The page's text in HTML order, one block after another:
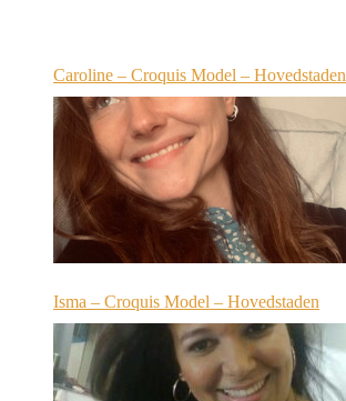
Caroline – Croquis Model – Hovedstaden
Isma – Croquis Model – Hovedstaden